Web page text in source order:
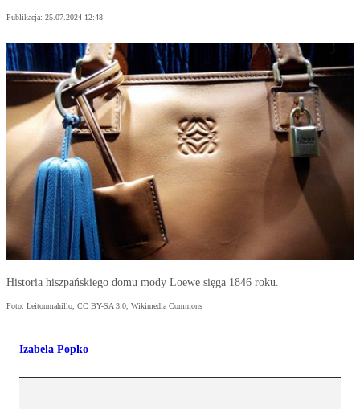
Publikacja: 25.07.2024 12:48
Historia hiszpańskiego domu mody Loewe sięga 1846 roku.
Foto: Leitonmahillo, CC BY-SA 3.0, Wikimedia Commons
Izabela Popko